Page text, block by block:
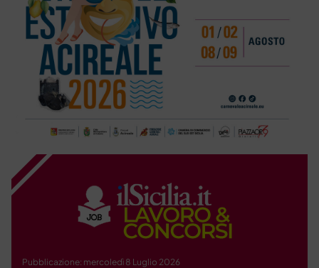
Pubblicazione: mercoledì 8 Luglio 2026